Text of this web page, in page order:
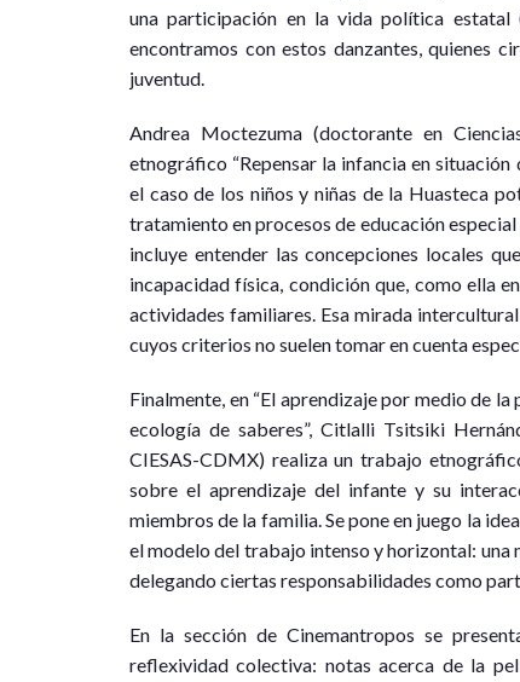
una participación en la vida política estatal
encontramos con estos danzantes, quienes
juventud.
Andrea Moctezuma (doctorante en
etnográfico “Repensar la infancia en
el caso de los niños y niñas de la Huasteca
tratamiento en procesos de educación
incluye entender las concepciones locales
incapacidad física, condición que, como ella
actividades familiares. Esa mirada
cuyos criterios no suelen tomar en cuenta
Finalmente, en “El aprendizaje por medio de
ecología de saberes”, Citlalli Tsitsiki
CIESAS-CDMX) realiza un trabajo
sobre el aprendizaje del infante y su
miembros de la familia. Se pone en juego la
el modelo del trabajo intenso y horizontal: una
delegando ciertas responsabilidades como
En la sección de Cinemantropos se
reflexividad colectiva: notas acerca de la